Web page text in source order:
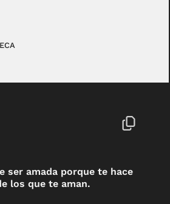
ser amada porque te hace
los que te aman.